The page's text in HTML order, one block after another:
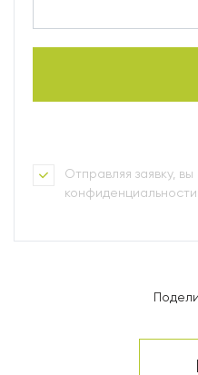
Отправляя заявку,